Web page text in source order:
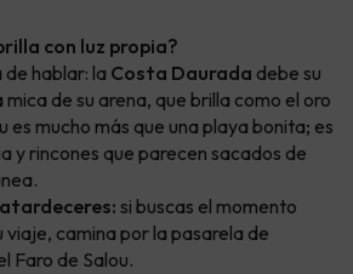
con luz propia?
de hablar: la Costa Daurada debe su
de su arena, que brilla como el oro
es mucho más que una playa bonita; es
y rincones que parecen sacados de
si buscas el momento
viaje, camina por la pasarela de
Faro de Salou.